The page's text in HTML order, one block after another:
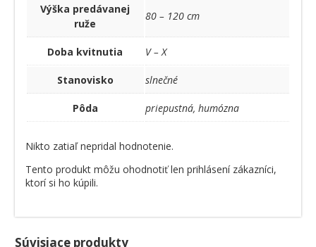
Výška predávanej
ruže
80 – 120 cm
Doba kvitnutia V – X
Stanovisko slnečné
Pôda priepustná, humózna
Nikto zatiaľ nepridal hodnotenie.
Tento produkt môžu ohodnotiť len prihlásení zákazníci,
ktorí si ho kúpili.
Súvisiace produkty